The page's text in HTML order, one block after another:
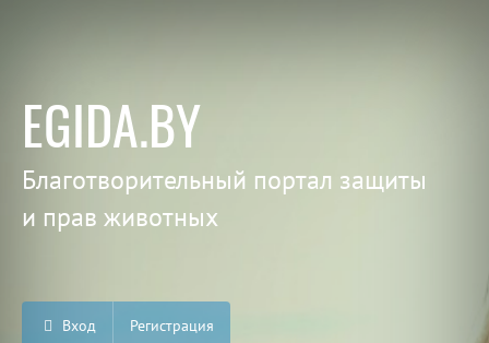
EGIDA.BY
Благотворительный портал защиты
и прав животных
Вход Регистрация